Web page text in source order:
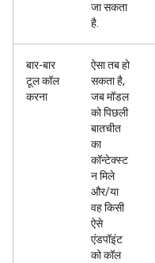
जा सकता
है.
बार-बार
टूल कॉल
करना
ऐसा तब हो
सकता है,
जब मॉडल
को पिछली
बातचीत
का
कॉन्टेक्स्ट
न मिले
और/या
वह किसी
ऐसे
एंडपॉइंट
को कॉल